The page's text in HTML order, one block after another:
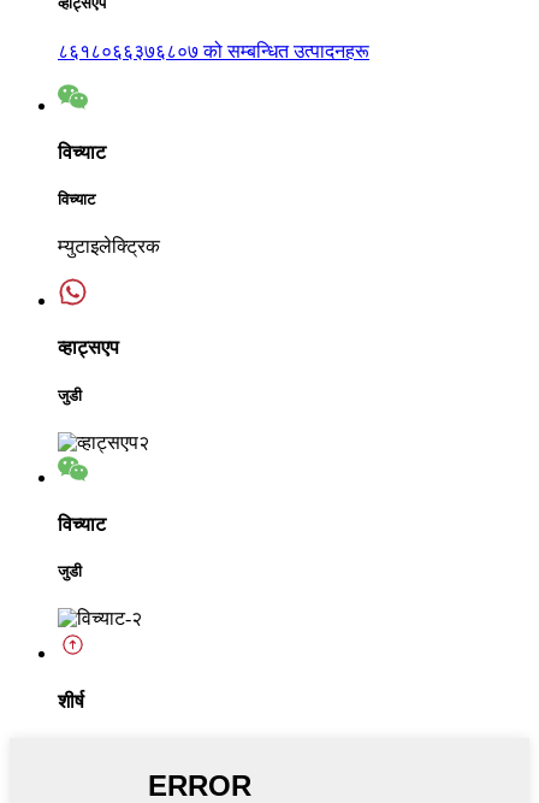
८६१८०६६३७६८०७ को सम्बन्धित उत्पादनहरू
विच्याट
विच्याट
म्युटाइलेक्ट्रिक
व्हाट्सएप
जुडी
विच्याट
जुडी
शीर्ष